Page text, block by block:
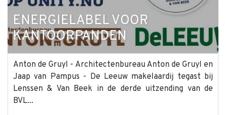
ENERGIELABEL VOOR
KANTOORPANDEN
Anton de Gruyl - Architectenbureau Anton de Gruyl en
Jaap van Pampus - De Leeuw makelaardij tegast bij
Lenssen & Van Beek in de derde uitzending van de
BVL...